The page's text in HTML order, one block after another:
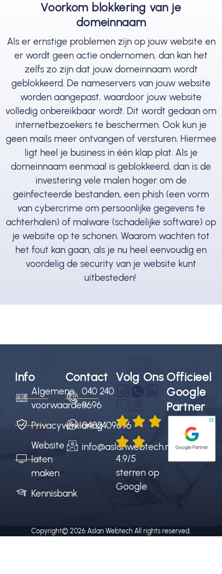
Voorkom blokkering van je
domeinnaam
Als er ernstige problemen zijn op jouw website en
er wordt geen actie ondernomen, dan kan het
zelfs zo zijn dat jouw domeinnaam wordt
geblokkeerd. De nameservers van jouw website
worden aangepast, waardoor jouw website
volledig onbereikbaar wordt. Dit wordt gedaan om
internetbezoekers te beschermen. Ook kun je
geen mails meer ontvangen of versturen. Hiermee
ligt heel je business in één klap plat. Als je
domeinnaam eenmaal is geblokkeerd, dan is de
investering vele malen hoger om de
geïnfecteerde bestanden, een phish (een vorm
van cybercrime om persoonlijke gegevens te
achterhalen) of malware (schadelijke software) op
je website op te schonen. Waarom wachten tot
het fout kan gaan, als je nu heel eenvoudig en
voordelig de security van je website kunt
uitbesteden!
Info
Algemene
voorwaarden
Privacyverklaring
Website
laten
maken
Kennisbank
Contact
040 240
9696
0402409696
info@aslanwebtech.nl
Volg Ons
4.9/5
sterren op
Google
Officieel
Google
Partner
Copyright© 2026 Aslan Webtech All rights reserved.